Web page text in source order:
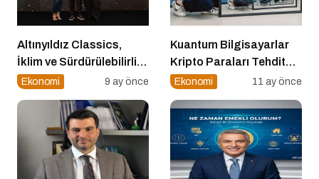
Altınyıldız Classics,
İklim ve Sürdürülebilirlik
Ödülleri’nde “Yılın Geri
Kategorisinde Altın Ödül
Kazandı
Ekonomi 9 ay önce
Kuantum Bilgisayarlar
Kripto Paraları Tehdit
Eder mi?
Ekonomi 11 ay önce